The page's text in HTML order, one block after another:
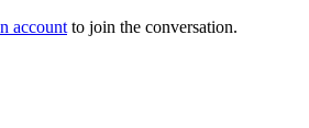
account to join the conversation.